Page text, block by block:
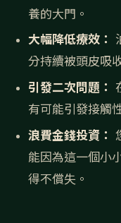
養的大門。
大幅降低療效：
分持續被頭皮吸
引發二次問題：
有可能引發接觸
浪費金錢投資：
能因為這一個小
得不償失。